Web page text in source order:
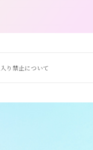
り禁止について